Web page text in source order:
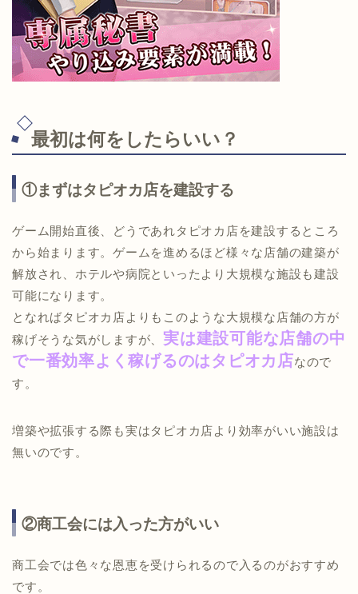
最初は何をしたらいい？
①まずはタピオカ店を建設する
ゲーム開始直後、どうであれタピオカ店を建設するところ
から始まります。ゲームを進めるほど様々な店舗の建築が
解放され、ホテルや病院といったより大規模な施設も建設
可能になります。
となればタピオカ店よりもこのような大規模な店舗の方が
稼げそうな気がしますが、 実は建設可能な店舗の中
で一番効率よく稼げるのはタピオカ店なので
す。
増築や拡張する際も実はタピオカ店より効率がいい施設は
無いのです。
②商工会には入った方がいい
商工会では色々な恩恵を受けられるので入るのがおすすめ
です。